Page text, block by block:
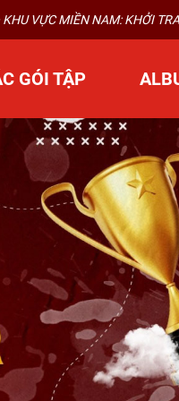
TRANH NGAY SAU FIFA
GÓI TẬP